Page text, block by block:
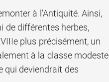
à l’Antiquité. Ainsi,
de différentes herbes,
plus précisément, un
à la classe modeste
qui deviendrait des